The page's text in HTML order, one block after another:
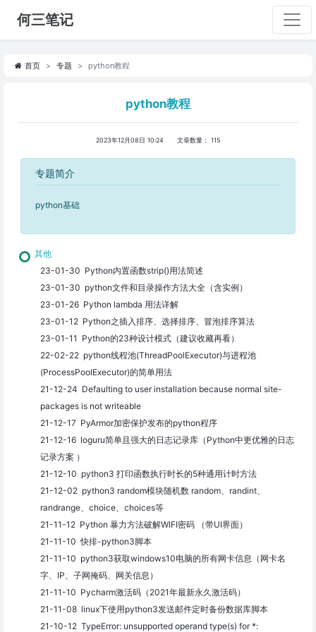
何三笔记
首页 专题 python教程
python教程
2023年12月08日 10:24 文章数量： 115
专题简介
python基础
其他
23-01-30 Python内置函数strip()用法简述
23-01-30 python文件和目录操作方法大全（含实例）
23-01-26 Python lambda 用法详解
23-01-12 Python之插入排序、选择排序、冒泡排序算法
23-01-11 Python的23种设计模式（建议收藏再看）
22-02-22 python线程池(ThreadPoolExecutor)与进程池
(ProcessPoolExecutor)的简单用法
21-12-24 Defaulting to user installation because normal site-
packages is not writeable
21-12-17 PyArmor加密保护发布的python程序
21-12-16 loguru简单且强大的日志记录库（Python中更优雅的日志
记录方案 ）
21-12-10 python3 打印函数执行时长的5种通用计时方法
21-12-02 python3 random模块随机数 random、randint、
randrange、choice、choices等
21-11-12 Python 暴力方法破解WIFI密码 （带UI界面）
21-11-10 快排-python3脚本
21-11-10 python3获取windows10电脑的所有网卡信息（网卡名
字、IP、子网掩码、网关信息）
21-11-10 Pycharm激活码（2021年最新永久激活码）
21-11-08 linux下使用python3发送邮件定时备份数据库脚本
21-10-12 TypeError: unsupported operand type(s) for *: